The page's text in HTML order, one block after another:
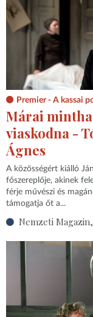
Premier - A kassai
Márai
viaskodna -
Ágnes
A közösségért kiálló
főszereplője, akinek
férje művészi és
támogatja őt a...
Nemzeti